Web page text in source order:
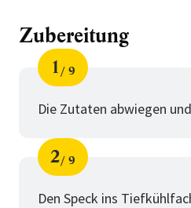
Zubereitung
Schritt
1
von
9
Die Zutaten abwiegen
Schritt
2
von
9
Den Speck ins